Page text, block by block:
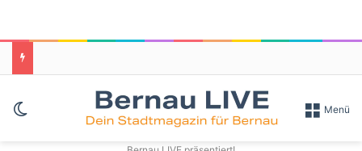
Skin umschalten Menü